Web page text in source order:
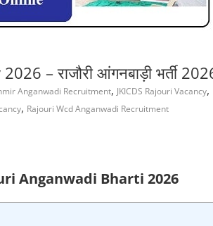
– राजौरी आंगनबाड़ी भर्ती
Anganwadi Recruitment, JKICDS Rajouri Vacancy,
, Rajouri Wcd Anganwadi Recruitment
Anganwadi Bharti 2026